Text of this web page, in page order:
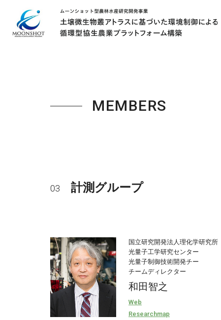
MEMBERS
03 計測グループ
国立研究開発法人理化学研究所
光量子工学研究センター
光量子制御技術開発チー
チームディレクター
和田智之
Web
Researchmap